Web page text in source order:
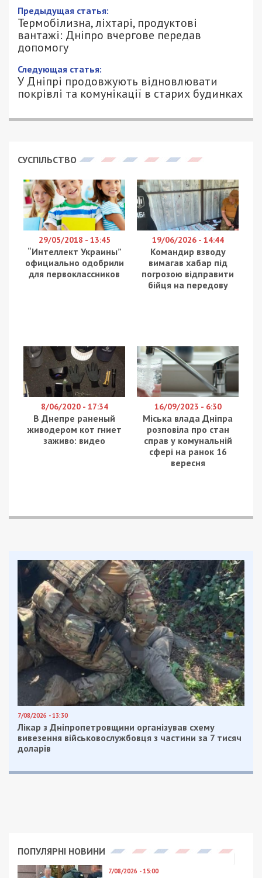
Предыдущая статья:
Термобілизна, ліхтарі, продуктові
вантажі: Дніпро вчергове передав
допомогу
Следующая статья:
У Дніпрі продовжують відновлювати
покрівлі та комунікації в старих будинках
СУСПІЛЬСТВО
29/05/2018 - 13:45
“Интеллект Украины”
официально одобрили
для первоклассников
19/06/2026 - 14:44
Командир взводу
вимагав хабар під
погрозою відправити
бійця на передову
8/06/2020 - 17:34
В Днепре раненый
живодером кот гниет
заживо: видео
16/09/2023 - 6:30
Міська влада Дніпра
розповіла про стан
справ у комунальній
сфері на ранок 16
вересня
7/08/2026 - 13:30
Лікар з Дніпропетровщини організував схему
вивезення військовослужбовця з частини за 7 тисяч
доларів
ПОПУЛЯРНІ НОВИНИ
7/08/2026 - 15:00